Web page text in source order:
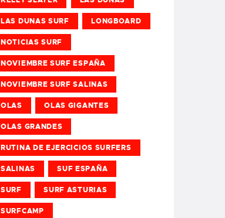
LAS DUNAS SURF LONGBOARD
NOTICIAS SURF
NOVIEMBRE SURF ESPAÑA
NOVIEMBRE SURF SALINAS
OLAS OLAS GIGANTES
OLAS GRANDES
RUTINA DE EJERCICIOS SURFERS
SALINAS SUF ESPAÑA
SURF SURF ASTURIAS
SURFCAMP